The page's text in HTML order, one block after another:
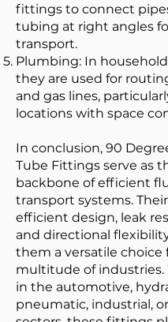
fittings to connect
tubing at right angles
transport.
Plumbing: In
they are used for
and gas lines,
locations with space
In conclusion, 90
Tube Fittings serve as
backbone of efficient
transport systems.
efficient design, leak
and directional
them a versatile choice
multitude of
in the automotive,
pneumatic, industrial,